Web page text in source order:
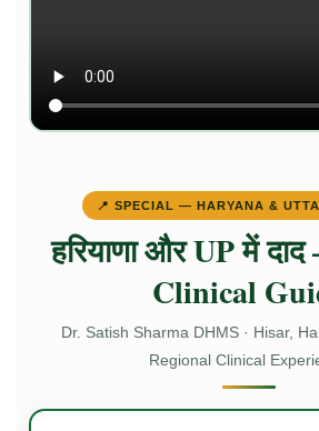
📍 SPECIAL — HARYANA &
हरियाणा और UP में
Clinical
Dr. Satish Sharma DHMS · Hisar,
Regional Clinical